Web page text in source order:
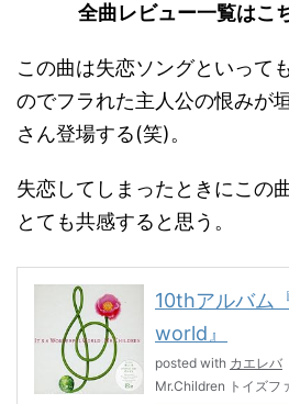
全曲レビュー一覧はこ
この曲は失恋ソングといって
のでフラれた主人公の恨みが
さん登場する(笑)。
失恋してしまったときにこの
とても共感すると思う。
10thアルバム
world』
posted with カエレバ
Mr.Children トイズ